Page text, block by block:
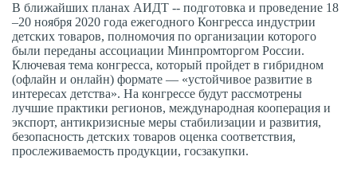
В ближайших планах АИДТ -- подготовка и проведение 18
–20 ноября 2020 года ежегодного Конгресса индустрии
детских товаров, полномочия по организации которого
были переданы ассоциации Минпромторгом России.
Ключевая тема конгресса, который пройдет в гибридном
(офлайн и онлайн) формате — «устойчивое развитие в
интересах детства». На конгрессе будут рассмотрены
лучшие практики регионов, международная кооперация и
экспорт, антикризисные меры стабилизации и развития,
безопасность детских товаров оценка соответствия,
прослеживаемость продукции, госзакупки.